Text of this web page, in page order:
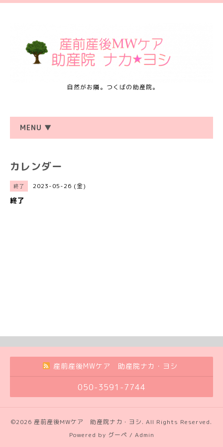
自然がお隣。つくばの助産院。
MENU ▼
カレンダー
終了 2023-05-26 (金)
終了
産前産後MWケア 助産院ナカ・ヨシ
050-3591-7744
©2026 産前産後MWケア 助産院ナカ・ヨシ. All Rights Reserved.
Powered by グーペ / Admin